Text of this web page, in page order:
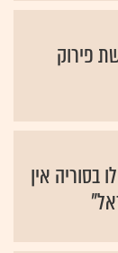
פירוק
בסוריה אין